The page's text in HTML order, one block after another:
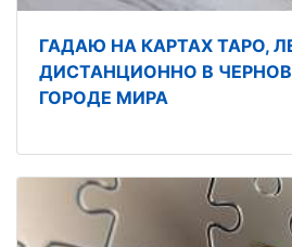
ГАДАЮ НА КАРТАХ ТАРО,
ДИСТАНЦИОННО В
ГОРОДЕ МИРА